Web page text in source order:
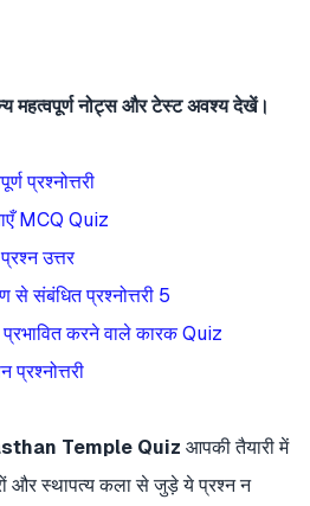
महत्वपूर्ण नोट्स और टेस्ट अवश्य देखें।
प्रश्नोत्तरी
MCQ Quiz
उत्तर
संबंधित प्रश्नोत्तरी 5
प्रभावित करने वाले कारक Quiz
Temple Quiz आपकी तैयारी में
और स्थापत्य कला से जुड़े ये प्रश्न न